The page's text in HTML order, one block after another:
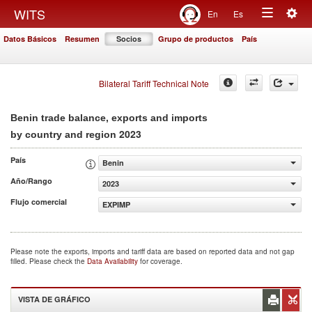
WITS En Es
Toggle
Datos Básicos Resumen Socios Grupo de productos País
Bilateral Tariff Technical Note
Benin trade balance, exports and imports
by country and region 2023
País
Benin
Año/Rango
2023
Flujo comercial
EXPIMP
Please note the exports, imports and tariff data are based on reported data and not gap
filled. Please check the Data Availability for coverage.
VISTA DE GRÁFICO